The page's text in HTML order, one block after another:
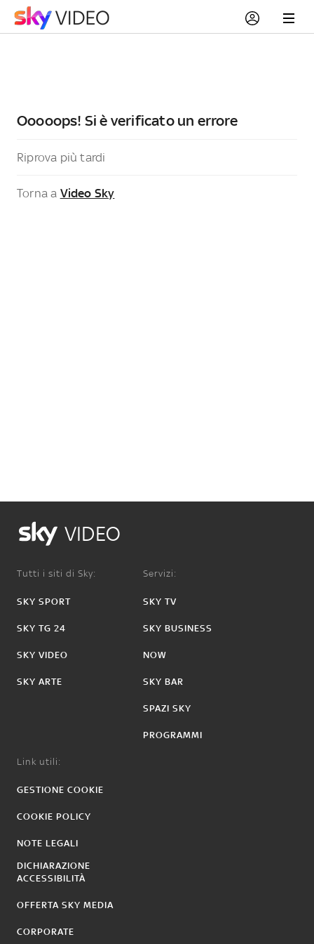
Ooooops! Si è verificato un errore
Riprova più tardi
Torna a Video Sky
VIDEO
Tutti i siti di Sky:
SKY SPORT
SKY TG 24
SKY VIDEO
SKY ARTE
Servizi:
SKY TV
SKY BUSINESS
NOW
SKY BAR
SPAZI SKY
PROGRAMMI
Link utili:
GESTIONE COOKIE
COOKIE POLICY
NOTE LEGALI
DICHIARAZIONE
ACCESSIBILITÀ
OFFERTA SKY MEDIA
CORPORATE